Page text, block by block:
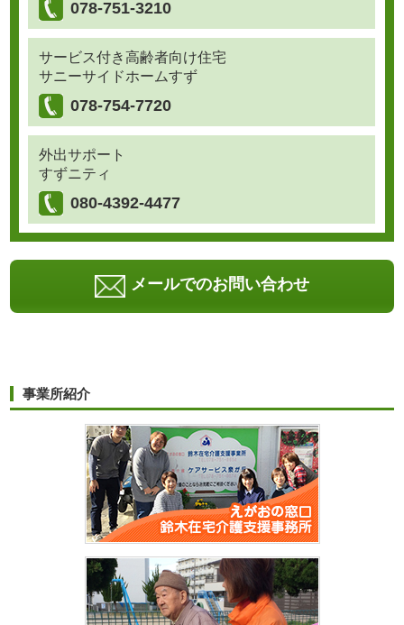
078-751-3210
サービス付き高齢者向け住宅
サニーサイドホームすず
078-754-7720
外出サポート
すずニティ
080-4392-4477
メールでのお問い合わせ
事業所紹介